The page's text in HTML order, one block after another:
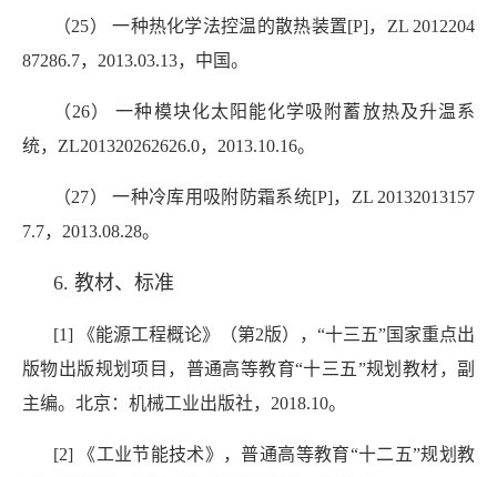
（25） 一种热化学法控温的散热装置[P]，ZL 2012204
87286.7，2013.03.13，中国。
（26） 一种模块化太阳能化学吸附蓄放热及升温系
统，ZL201320262626.0，2013.10.16。
（27） 一种冷库用吸附防霜系统[P]，ZL 20132013157
7.7，2013.08.28。
6. 教材、标准
[1] 《能源工程概论》（第2版），“十三五”国家重点出
版物出版规划项目，普通高等教育“十三五”规划教材，副
主编。北京：机械工业出版社，2018.10。
[2] 《工业节能技术》，普通高等教育“十二五”规划教